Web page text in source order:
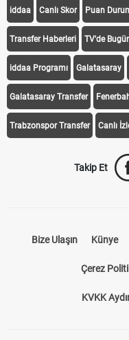
iddaa Canlı Skor Puan
Transfer Haberleri TV'de
iddaa Programı Galatasaray
Galatasaray Transfer
Trabzonspor Transfer Canlı
Takip Et
Bize Ulaşın Künye
Çerez
KVKK